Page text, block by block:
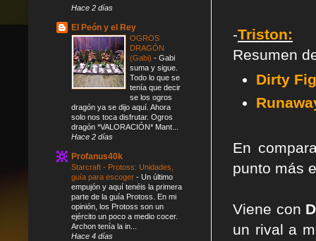
-Triston:
Resumen
Dirty
En
punto más
Viene con
un rival a
Hace 2 días
El Peón y el Rey
OGROS
DRAGÓN
(Gabi) - Gabi
suma y sigue.
Todo lo que se
tenía que decir
se los ogros
dragón ya se dijo aquí. Ahora
solo nos toca disfrutar. Ogros
dragón *VALORACIÓN* Mant...
Hace 2 días
Profanus40k
Starcraft - Protoss: Unidades,
guía para escoger - Un último
empujón y aquí tenéis la primera
parte de la guía Protoss. En mi
opinión, los Protoss son un
ejército un poco a medio cocer.
Archon tenía la in...
Hace 4 días